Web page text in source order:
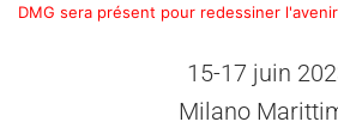
DMG sera présent pour redessiner
15-17 juin
Milano